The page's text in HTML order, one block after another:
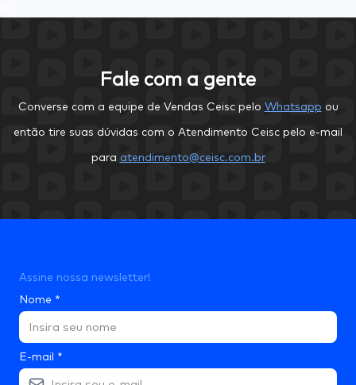
Fale com a gente
Converse com a equipe de Vendas Ceisc pelo Whatsapp ou
então tire suas dúvidas com o Atendimento Ceisc pelo e-mail
para atendimento@ceisc.com.br
Assine nossa newsletter!
Nome *
E-mail *